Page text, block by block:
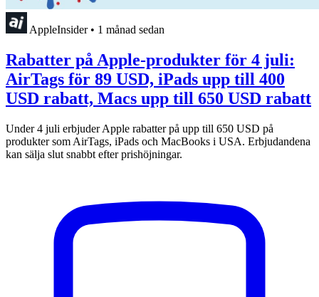
AppleInsider • 1 månad sedan
Rabatter på Apple-produkter för 4 juli:
AirTags för 89 USD, iPads upp till 400
USD rabatt, Macs upp till 650 USD rabatt
Under 4 juli erbjuder Apple rabatter på upp till 650 USD på
produkter som AirTags, iPads och MacBooks i USA. Erbjudandena
kan sälja slut snabbt efter prishöjningar.